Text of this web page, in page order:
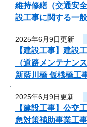
維持修繕（交通安
設工事に関する一
2025年6月9日更新
【建設工事】建
（道路メンテナン
新藍川橋 仮桟橋工
2025年6月9日更新
【建設工事】公
急対策補助事業工